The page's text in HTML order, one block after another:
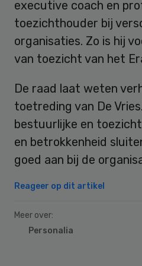
executive coach en
toezichthouder bij
organisaties. Zo is hij
van toezicht van het
De raad laat weten
toetreding van De
bestuurlijke en
en betrokkenheid
goed aan bij de
Reageer op dit artikel
Meer over:
Personalia